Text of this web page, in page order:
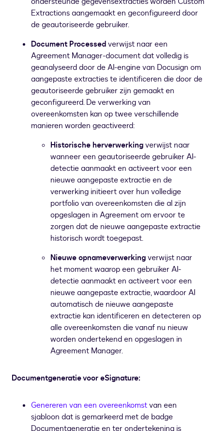
Extractions aangemaakt en geconfigureerd door
de geautoriseerde gebruiker.
Document Processedverwijst naar een
Agreement Manager-document dat volledig is
geanalyseerd door de AI-engine van Docusign om
aangepaste extracties te identificeren die door de
geautoriseerde gebruiker zijn gemaakt en
geconfigureerd. De verwerking van
overeenkomsten kan op twee verschillende
manieren worden geactiveerd:
Historische herverwerkingverwijst naar
wanneer een geautoriseerde gebruiker AI-
detectie aanmaakt en activeert voor een
nieuwe aangepaste extractie en de
verwerking initieert over hun volledige
portfolio van overeenkomsten die al zijn
opgeslagen in Agreement om ervoor te
zorgen dat de nieuwe aangepaste extractie
historisch wordt toegepast.
Nieuwe opnameverwerkingverwijst naar
het moment waarop een gebruiker AI-
detectie aanmaakt en activeert voor een
nieuwe aangepaste extractie, waardoor AI
automatisch de nieuwe aangepaste
extractie kan identificeren en detecteren op
alle overeenkomsten die vanaf nu nieuw
worden ondertekend en opgeslagen in
Agreement Manager.
Documentgeneratie voor eSignature:
Genereren van een overeenkomstvan een
sjabloon dat is gemarkeerd met de badge
Documentgeneratie en ter ondertekening is